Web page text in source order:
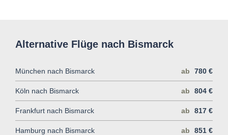
Alternative Flüge nach Bismarck
München nach Bismarck ab 780 €
Köln nach Bismarck ab 804 €
Frankfurt nach Bismarck ab 817 €
Hamburg nach Bismarck ab 851 €